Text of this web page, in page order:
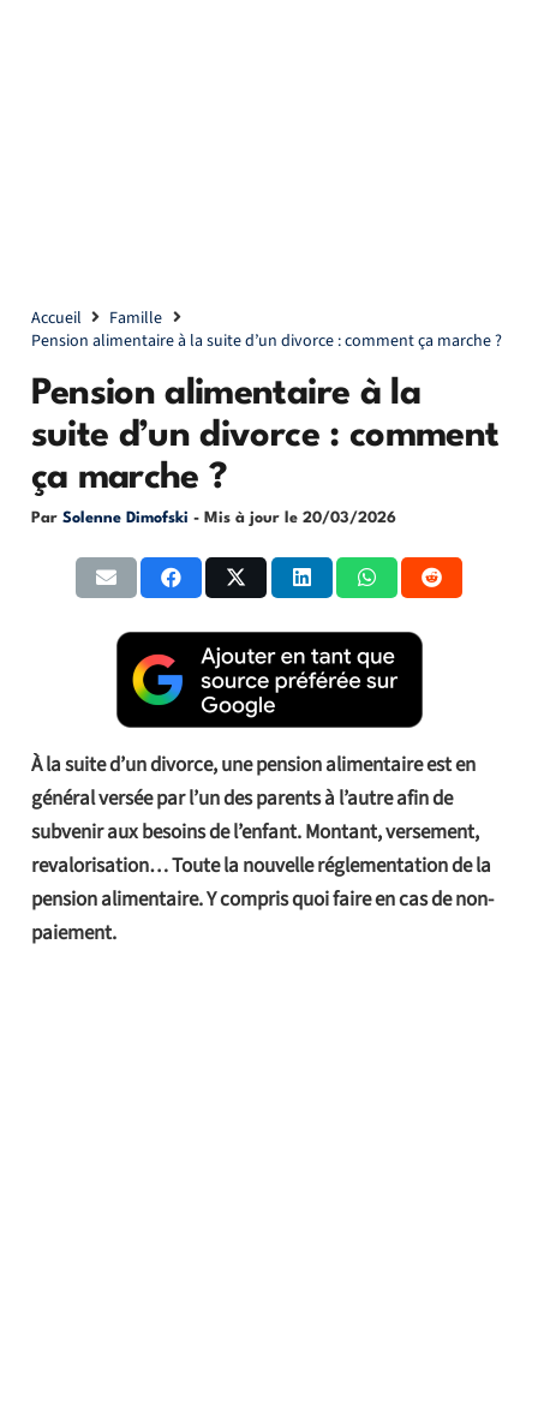
Accueil
Famille
Pension alimentaire à la suite d’un divorce : comment ça marche ?
Pension alimentaire à la
suite d’un divorce : comment
ça marche ?
Par Solenne Dimofski - Mis à jour le 20/03/2026
À la suite d’un divorce, une pension alimentaire est en
général versée par l’un des parents à l’autre afin de
subvenir aux besoins de l’enfant. Montant, versement,
revalorisation… Toute la nouvelle réglementation de la
pension alimentaire. Y compris quoi faire en cas de non-
paiement.